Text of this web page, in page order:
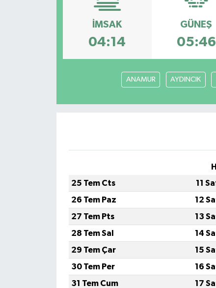
İMSAK
04:14
GÜNEŞ
05:46
ANAMUR AYDINCIK
25 Tem Cts
11
26 Tem Paz
12
27 Tem Pts
13
28 Tem Sal
14
29 Tem Çar
15
30 Tem Per
16
31 Tem Cum
17